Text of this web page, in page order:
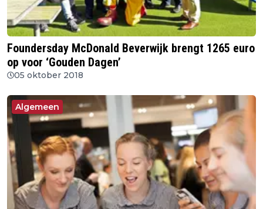
Foundersday McDonald Beverwijk brengt 1265 euro
op voor ‘Gouden Dagen’
05 oktober 2018
Algemeen